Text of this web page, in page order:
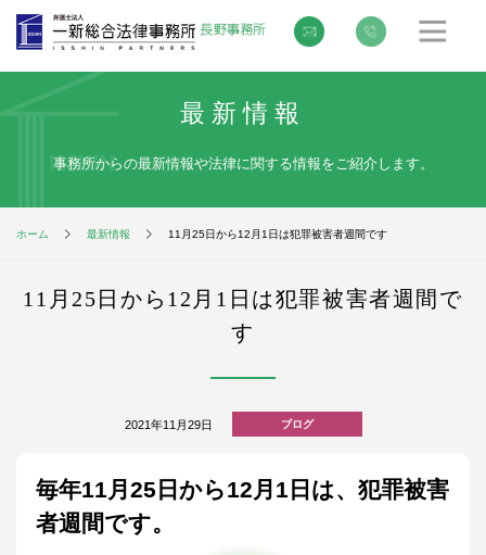
最新情報
事務所からの最新情報や法律に関する情報をご紹介します。
ホーム 最新情報 11月25日から12月1日は犯罪被害者週間です
11月25日から12月1日は犯罪被害者週間で
す
2021年11月29日 ブログ
毎年11月25日から12月1日は、犯罪被害
者週間です。